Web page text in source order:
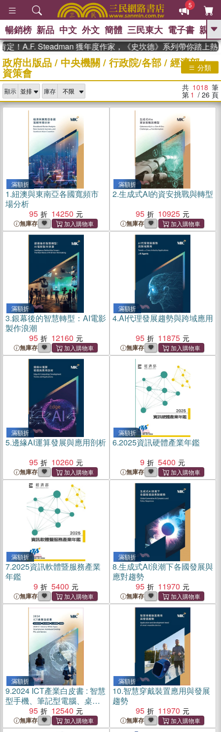
5
GO
熱搜： 東野圭吾 、 高希均教授回憶錄
、 、 、 如果歷
史是一群喵 、 暑期推薦 、 國際布克
台灣的李
登輝時代 、 數學女孩：黎曼猜想 、
偉大的迷走神經
暢銷榜 新品 中文 外文 簡體 三民東大 電子書 親子
Steadman 獲年度作家，《史坎德》系列帶你踏上熱血奇幻
政府出版品/ 中央機關/ 行政院/各部/ 經濟部/
資策會 分類
顯示 庫存 共 1018 筆
第 1 / 26 頁
滿額折
1.紐澳與東南亞各國寬頻市
場分析
95
14250
無庫存
滿額折
2.生成式AI的資安挑戰與轉型
95
10925
無庫存
滿額折
3.銀幕後的智慧轉型：AI電影
製作浪潮
95
12160
無庫存
滿額折
4.AI代理發展趨勢與跨域應用
95
11875
無庫存
滿額折
5.邊緣AI運算發展與應用剖析
95
10260
無庫存
滿額折
6.2025資訊硬體產業年鑑
9
5400
無庫存
滿額折
7.2025資訊軟體暨服務產業
年鑑
9
5400
無庫存
滿額折
8.生成式AI浪潮下各國發展與
應對趨勢
95
11970
無庫存
滿額折
9.2024 ICT產業白皮書 : 智慧
型手機、筆記型電腦、桌上
型電腦、伺服器
95 12540
無庫存
滿額折
10.智慧穿戴裝置應用與發展
趨勢
95
11970
無庫存